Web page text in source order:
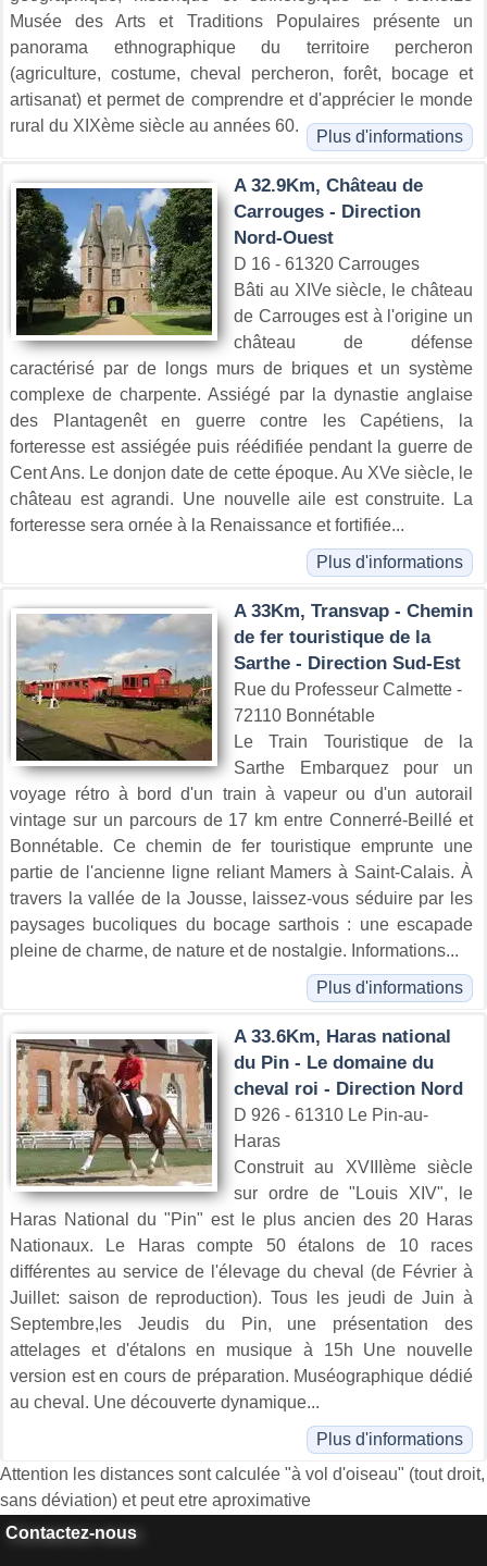
Musée des Arts et Traditions Populaires présente un
panorama ethnographique du territoire percheron
(agriculture, costume, cheval percheron, forêt, bocage et
artisanat) et permet de comprendre et d'apprécier le monde
rural du XIXème siècle au années 60.
Plus d'informations
A 32.9Km, Château de
Carrouges - Direction
Nord-Ouest
D 16 - 61320 Carrouges
Bâti au XIVe siècle, le château
de Carrouges est à l'origine un
château de défense
caractérisé par de longs murs de briques et un système
complexe de charpente. Assiégé par la dynastie anglaise
des Plantagenêt en guerre contre les Capétiens, la
forteresse est assiégée puis réédifiée pendant la guerre de
Cent Ans. Le donjon date de cette époque. Au XVe siècle, le
château est agrandi. Une nouvelle aile est construite. La
forteresse sera ornée à la Renaissance et fortifiée...
Plus d'informations
A 33Km, Transvap - Chemin
de fer touristique de la
Sarthe - Direction Sud-Est
Rue du Professeur Calmette -
72110 Bonnétable
Le Train Touristique de la
Sarthe Embarquez pour un
voyage rétro à bord d'un train à vapeur ou d'un autorail
vintage sur un parcours de 17 km entre Connerré-Beillé et
Bonnétable. Ce chemin de fer touristique emprunte une
partie de l'ancienne ligne reliant Mamers à Saint-Calais. À
travers la vallée de la Jousse, laissez-vous séduire par les
paysages bucoliques du bocage sarthois : une escapade
pleine de charme, de nature et de nostalgie. Informations...
Plus d'informations
A 33.6Km, Haras national
du Pin - Le domaine du
cheval roi - Direction Nord
D 926 - 61310 Le Pin-au-
Haras
Construit au XVIIIème siècle
sur ordre de "Louis XIV", le
Haras National du "Pin" est le plus ancien des 20 Haras
Nationaux. Le Haras compte 50 étalons de 10 races
différentes au service de l'élevage du cheval (de Février à
Juillet: saison de reproduction). Tous les jeudi de Juin à
Septembre,les Jeudis du Pin, une présentation des
attelages et d'étalons en musique à 15h Une nouvelle
version est en cours de préparation. Muséographique dédié
au cheval. Une découverte dynamique...
Plus d'informations
Attention les distances sont calculée "à vol d'oiseau" (tout droit,
sans déviation) et peut etre aproximative
Contactez-nous